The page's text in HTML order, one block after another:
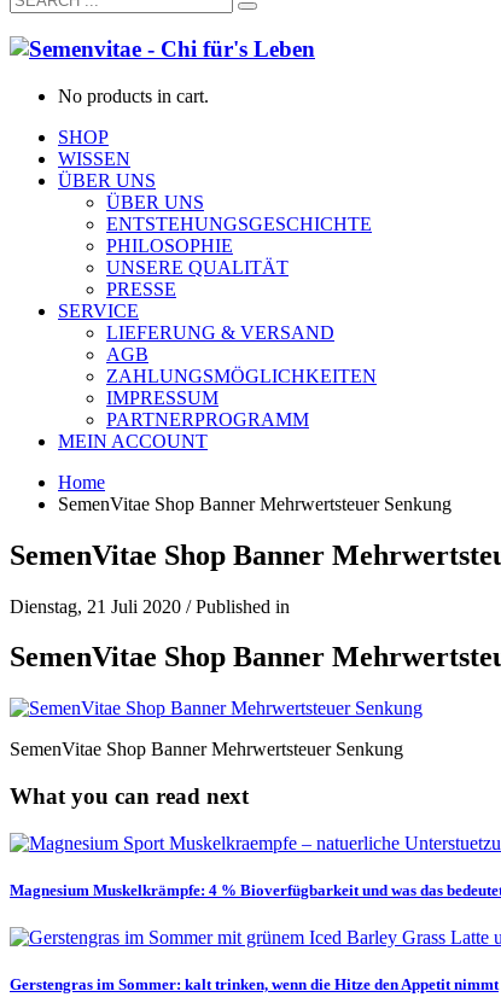
No products in cart.
SHOP
WISSEN
ÜBER UNS
ÜBER UNS
ENTSTEHUNGSGESCHICHTE
PHILOSOPHIE
UNSERE QUALITÄT
PRESSE
SERVICE
LIEFERUNG & VERSAND
AGB
ZAHLUNGSMÖGLICHKEITEN
IMPRESSUM
PARTNERPROGRAMM
MEIN ACCOUNT
Home
SemenVitae Shop Banner Mehrwertsteuer Senkung
SemenVitae Shop Banner
Dienstag, 21 Juli 2020 /Published in
SemenVitae Shop Banner
SemenVitae Shop Banner Mehrwertsteuer Senkung
What you can read next
Magnesium Muskelkrämpfe: 4 % Bioverfügbarkeit und was das
Gerstengras im Sommer: kalt trinken, wenn die Hitze den Appetit nimmt